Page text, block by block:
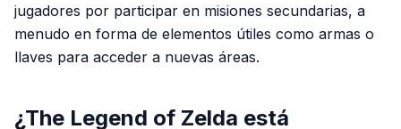
jugadores por participar en misiones secundarias, a
menudo en forma de elementos útiles como armas o
llaves para acceder a nuevas áreas.
¿The Legend of Zelda está